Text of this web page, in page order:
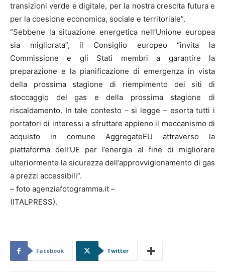
transizioni verde e digitale, per la nostra crescita futura e
per la coesione economica, sociale e territoriale”.
“Sebbene la situazione energetica nell’Unione europea
sia migliorata”, il Consiglio europeo “invita la
Commissione e gli Stati membri a garantire la
preparazione e la pianificazione di emergenza in vista
della prossima stagione di riempimento dei siti di
stoccaggio del gas e della prossima stagione di
riscaldamento. In tale contesto – si legge – esorta tutti i
portatori di interessi a sfruttare appieno il meccanismo di
acquisto in comune AggregateEU attraverso la
piattaforma dell’UE per l’energia al fine di migliorare
ulteriormente la sicurezza dell’approvvigionamento di gas
a prezzi accessibili”.
– foto agenziafotogramma.it –
(ITALPRESS).
Facebook Twitter